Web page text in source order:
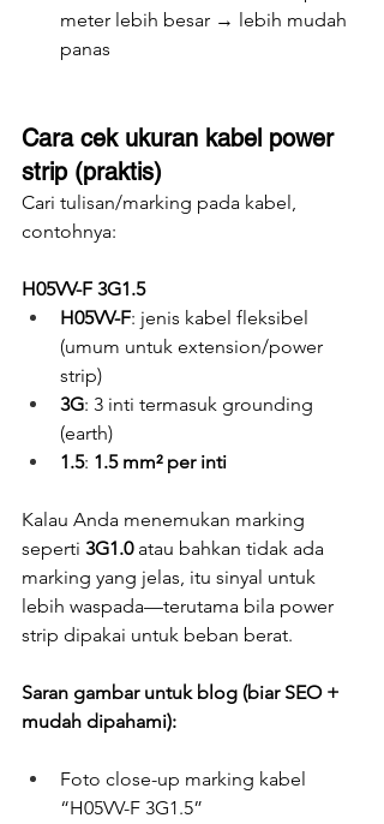
meter lebih besar → lebih mudah
panas
Cara cek ukuran kabel power
strip (praktis)
Cari tulisan/marking pada kabel,
contohnya:
H05VV-F 3G1.5
H05VV-F: jenis kabel fleksibel
(umum untuk extension/power
strip)
3G: 3 inti termasuk grounding
(earth)
1.5: 1.5 mm² per inti
Kalau Anda menemukan marking
seperti 3G1.0 atau bahkan tidak ada
marking yang jelas, itu sinyal untuk
lebih waspada—terutama bila power
strip dipakai untuk beban berat.
Saran gambar untuk blog (biar SEO +
mudah dipahami):
Foto close-up marking kabel
“H05VV-F 3G1.5”